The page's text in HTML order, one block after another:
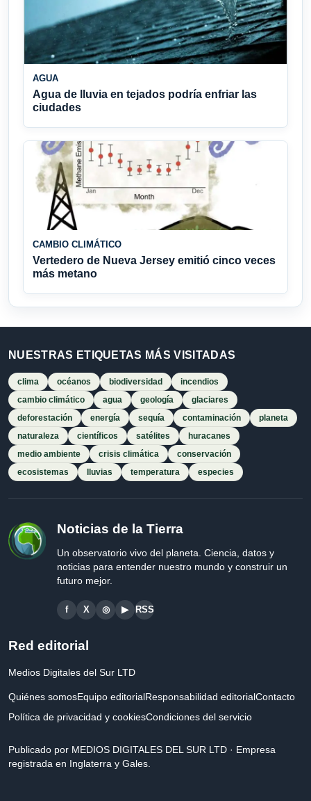
AGUA
Agua de lluvia en tejados podría enfriar las
ciudades
CAMBIO CLIMÁTICO
Vertedero de Nueva Jersey emitió cinco veces
más metano
NUESTRAS ETIQUETAS MÁS VISITADAS
clima océanos biodiversidad
incendios
cambio climático
agua geología
glaciares
deforestación
energía sequía contaminación
planeta
naturaleza
científicos satélites
huracanes
medio ambiente
crisis climática
conservación
ecosistemas
lluvias temperatura especies
Noticias de la Tierra
Un observatorio vivo del planeta. Ciencia, datos y
noticias para entender nuestro mundo y construir un
futuro mejor.
f X ◎ ▶ RSS
Red editorial
Medios Digitales del Sur LTD
Quiénes somosEquipo editorialResponsabilidad editorialContacto
Política de privacidad y cookiesCondiciones del servicio
Publicado por MEDIOS DIGITALES DEL SUR LTD · Empresa
registrada en Inglaterra y Gales.